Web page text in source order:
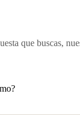
que buscas,